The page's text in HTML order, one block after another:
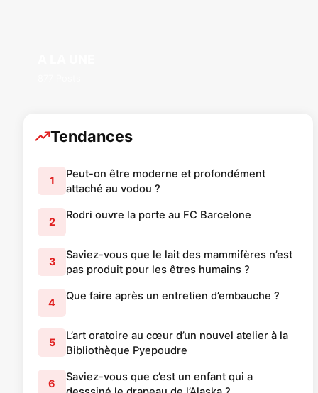
Tendances
1
Peut-on être moderne et profondément
attaché au vodou ?
2
Rodri ouvre la porte au FC Barcelone
3
Saviez-vous que le lait des mammifères n’est
pas produit pour les êtres humains ?
4
Que faire après un entretien d’embauche ?
5
L’art oratoire au cœur d’un nouvel atelier à la
Bibliothèque Pyepoudre
6
Saviez-vous que c’est un enfant qui a